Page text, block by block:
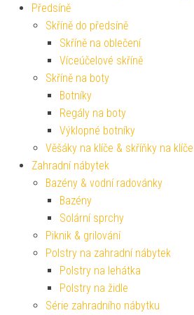
Předsíně
Skříně do předsíně
Skříně na oblečení
Víceúčelové skříně
Skříně na boty
Botníky
Regály na boty
Výklopné botníky
Věšáky na klíče & skříňky na klíče
Zahradní nábytek
Bazény & vodní radovánky
Bazény
Solární sprchy
Piknik & grilování
Polstry na zahradní nábytek
Polstry na lehátka
Polstry na židle
Série zahradního nábytku